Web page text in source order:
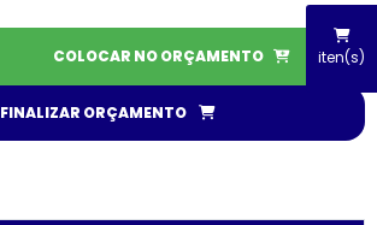
iten(s)
COLOCAR NO ORÇAMENTO
FINALIZAR ORÇAMENTO